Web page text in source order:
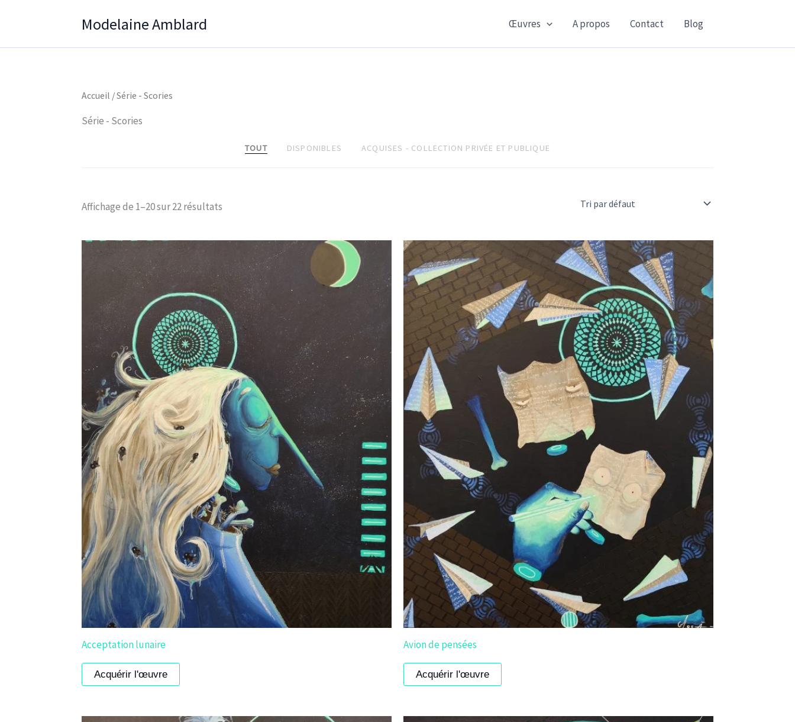
Modelaine Amblard Œuvres A propos Contact Blog
Accueil / Série - Scories
Série - Scories
TOUT DISPONIBLES ACQUISES - COLLECTION PRIVÉE ET PUBLIQUE
Affichage de 1–20 sur 22 résultats
Acceptation lunaire
Acquérir l'œuvre
Avion de pensées
Acquérir l'œuvre